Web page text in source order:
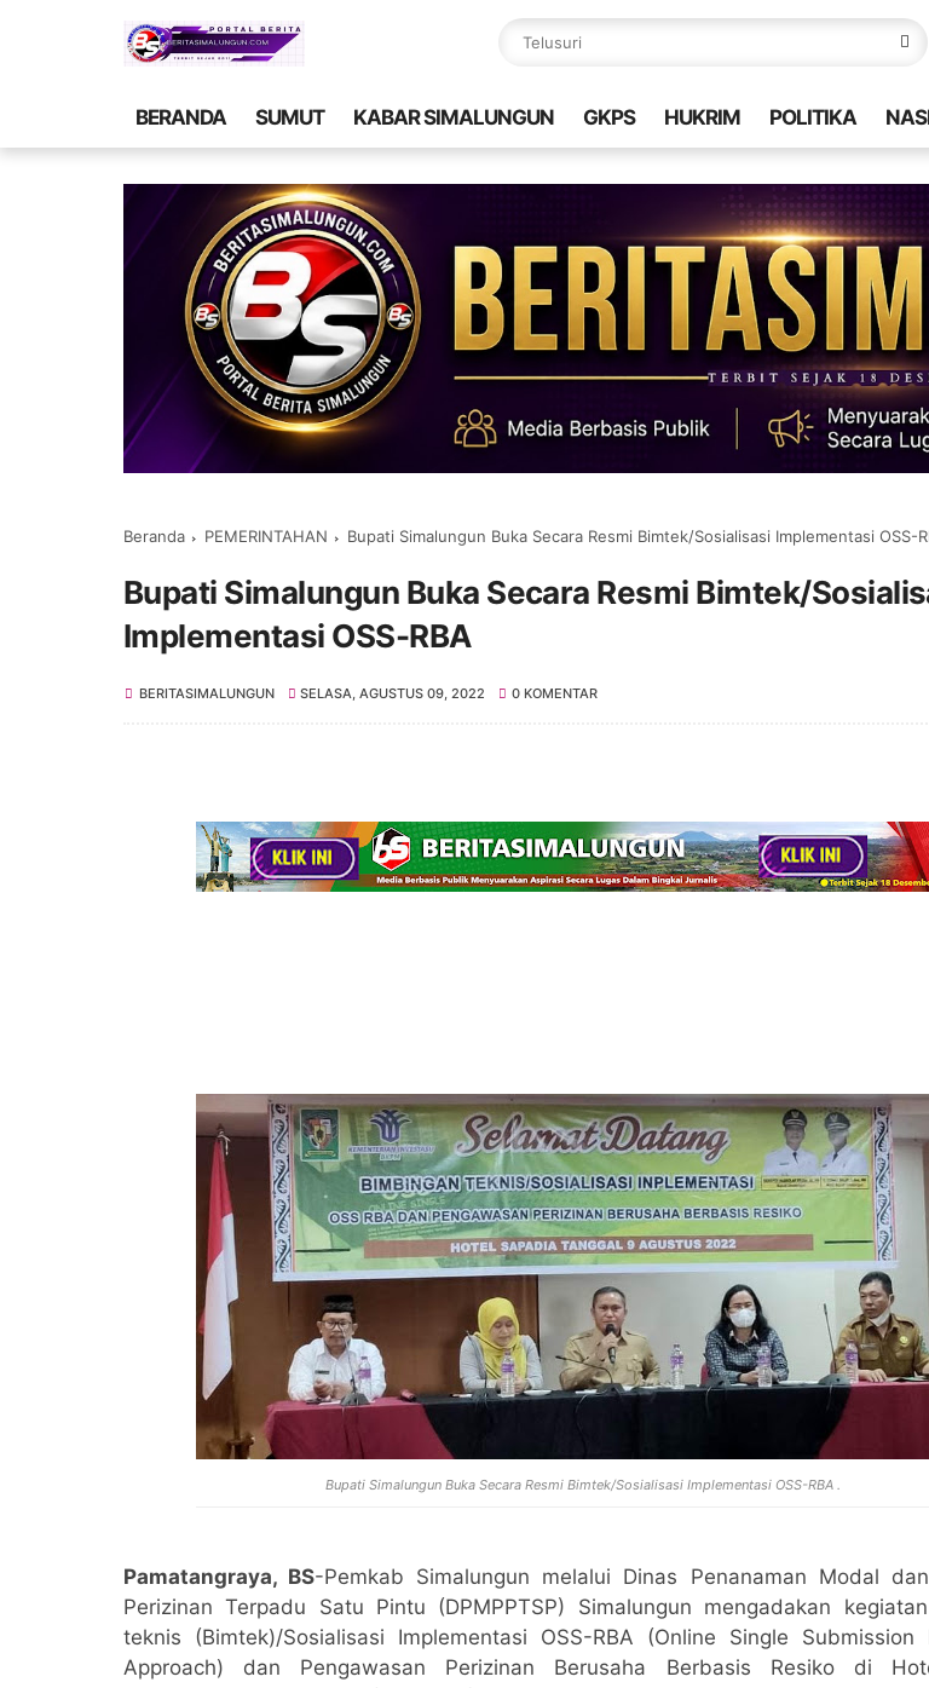
BERANDA SUMUT KABAR SIMALUNGUN GKPS HUKRIM POLITIKA
Beranda PEMERINTAHAN Bupati Simalungun Buka Secara Resmi Bimtek/Sosialisasi Implementasi OSS-
Bupati Simalungun Buka Secara Resmi Bimtek/
Implementasi OSS-RBA
BERITASIMALUNGUN SELASA, AGUSTUS 09, 2022 0 KOMENTAR
Bupati Simalungun Buka Secara Resmi Bimtek/Sosialisasi Implementasi OSS-RBA .
Pamatangraya, BS-Pemkab Simalungun melalui Dinas Penanaman Modal
Perizinan Terpadu Satu Pintu (DPMPPTSP) Simalungun mengadakan
teknis (Bimtek)/Sosialisasi Implementasi OSS-RBA (Online Single Submission
Approach) dan Pengawasan Perizinan Berusaha Berbasis Resiko di